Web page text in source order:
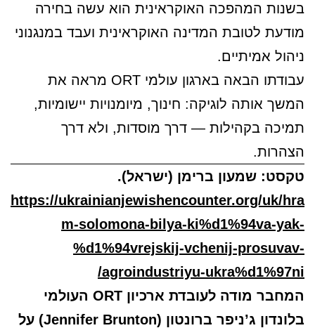
בשנות המהפכה האוקראינית הוא עשה בחירה
מודעת לטובת המדינה האוקראינית ועבד במנגנוני
ניהול אמיתיים.
עבודתו הבאה בארגון עולמי ORT מראה את
המשך אותה לוגיקה: חינוך, מיומנויות יישומיות,
תמיכה בקהילות — דרך מוסדות, ולא דרך
הצהרות.
טקסט: שמעון ברימן (ישראל).
https://ukrainianjewishencounter.org/uk/hra
m-solomona-bilya-ki%d1%94va-yak-
%d1%94vrejskij-vchenij-prosuvav-
agroindustriyu-ukra%d1%97ni/
המחבר מודה לעובדת ארכיון ORT העולמי
בלונדון ג’ניפר ברונטון (Jennifer Brunton) על